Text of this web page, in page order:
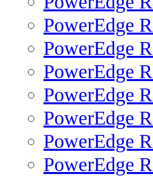
PowerEdge
PowerEdge
PowerEdge
PowerEdge
PowerEdge
PowerEdge
PowerEdge